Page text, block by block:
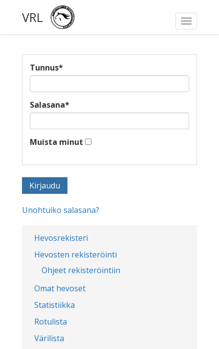
Toggle
VRL
Hevosrekisteri
Hevosten rekisteröinti
Ohjeet rekisteröintiin
Omat hevoset
Statistiikka
Rotulista
Värilista
Tunnus*
Salasana*
Muista minut
Unohtuiko salasana?